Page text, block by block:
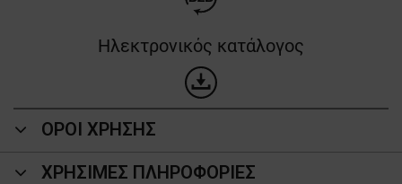
Ηλεκτρονικός κατάλογος
ΟΡΟΙ ΧΡΗΣΗΣ
ΧΡΗΣΙΜΕΣ ΠΛΗΡΟΦΟΡΙΕΣ